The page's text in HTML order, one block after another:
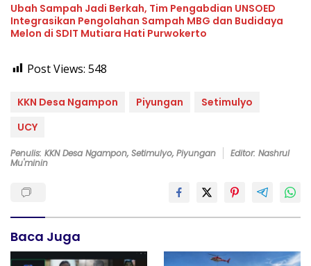
Ubah Sampah Jadi Berkah, Tim Pengabdian UNSOED
Integrasikan Pengolahan Sampah MBG dan Budidaya
Melon di SDIT Mutiara Hati Purwokerto
Post Views: 548
KKN Desa Ngampon Piyungan
Setimulyo
UCY
Penulis: KKN Desa Ngampon, Setimulyo, Piyungan
Editor: Nashrul
Mu'minin
Baca Juga